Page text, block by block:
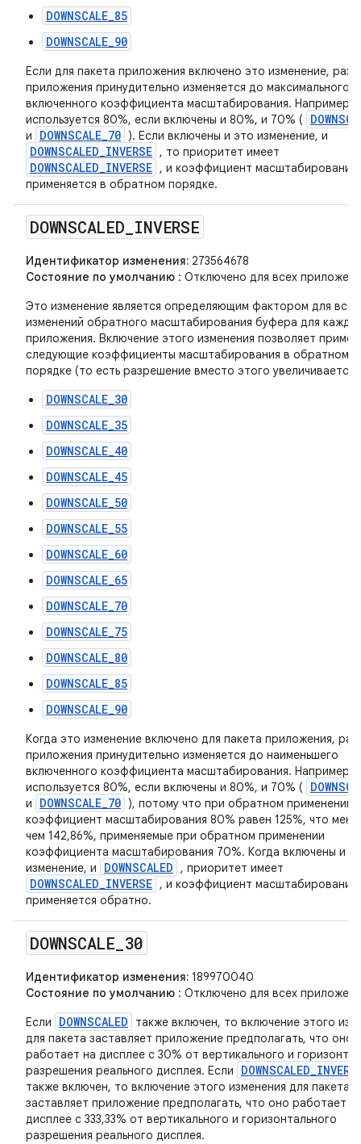
DOWNSCALE_85
DOWNSCALE_90
Если для пакета приложения включено это изменение,
приложения принудительно изменяется до максимального
включенного коэффициента масштабирования. Например,
используется 80%, если включены и 80%, и 70% (
и DOWNSCALE_70 ). Если включены и это изменение, и
DOWNSCALED_INVERSE , то приоритет имеет
DOWNSCALED_INVERSE , и коэффициент масштабирования
применяется в обратном порядке.
DOWNSCALED INVERSE
Идентификатор изменения: 273564678
Состояние по умолчанию : Отключено для всех
Это изменение является определяющим фактором для всех
изменений обратного масштабирования буфера для
приложения. Включение этого изменения позволяет
следующие коэффициенты масштабирования в обратном
порядке (то есть разрешение вместо этого увеличивается):
DOWNSCALE_30
DOWNSCALE_35
DOWNSCALE_40
DOWNSCALE_45
DOWNSCALE_50
DOWNSCALE_55
DOWNSCALE_60
DOWNSCALE_65
DOWNSCALE_70
DOWNSCALE_75
DOWNSCALE_80
DOWNSCALE_85
DOWNSCALE_90
Когда это изменение включено для пакета приложения,
приложения принудительно изменяется до наименьшего
включенного коэффициента масштабирования. Например,
используется 80%, если включены и 80%, и 70% (
и DOWNSCALE_70 ), потому что при обратном применении
коэффициент масштабирования 80% равен 125%, что
чем 142,86%, применяемые при обратном применении
коэффициента масштабирования 70%. Когда включены и
изменение, и
DOWNSCALED , приоритет имеет
DOWNSCALED_INVERSE , и коэффициент масштабирования
применяется обратно.
DOWNSCALE 30
Идентификатор изменения: 189970040
Состояние по умолчанию : Отключено для всех
Если
DOWNSCALED
также включен, то включение этого
для пакета заставляет приложение предполагать, что оно
работает на дисплее с 30% от вертикального и
разрешения реального дисплея. Если
также включен, то включение этого изменения для пакета
заставляет приложение предполагать, что оно работает
дисплее с 333,33% от вертикального и горизонтального
разрешения реального дисплея.